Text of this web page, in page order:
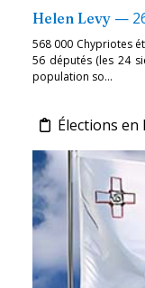
Helen Levy —
568 000 Chypriotes
56 députés (les 24
population so...
Élections en